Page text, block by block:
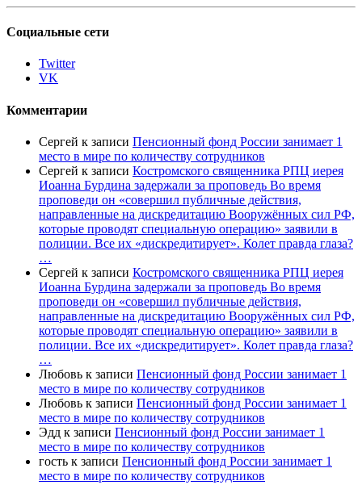
Социальные сети
Twitter
VK
Комментарии
Сергей к записи Пенсионный фонд России занимает 1
место в мире по количеству сотрудников
Сергей к записи Костромского священника РПЦ иерея
Иоанна Бурдина задержали за проповедь Во время
проповеди он «совершил публичные действия,
направленные на дискредитацию Вооружённых сил РФ,
которые проводят специальную операцию» заявили в
полиции. Все их «дискредитирует». Колет правда глаза?
…
Сергей к записи Костромского священника РПЦ иерея
Иоанна Бурдина задержали за проповедь Во время
проповеди он «совершил публичные действия,
направленные на дискредитацию Вооружённых сил РФ,
которые проводят специальную операцию» заявили в
полиции. Все их «дискредитирует». Колет правда глаза?
…
Любовь к записи Пенсионный фонд России занимает 1
место в мире по количеству сотрудников
Любовь к записи Пенсионный фонд России занимает 1
место в мире по количеству сотрудников
Эдд к записи Пенсионный фонд России занимает 1
место в мире по количеству сотрудников
гость к записи Пенсионный фонд России занимает 1
место в мире по количеству сотрудников